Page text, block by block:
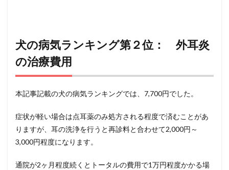
犬の病気ランキング第２位： 外耳炎
の治療費用
本記事記載の犬の病気ランキングでは、7,700円でした。
症状が軽い場合は点耳薬のみ処方される程度で済むことがあ
りますが、耳の洗浄を行うと再診料と合わせて2,000円～
3,000円程度になります。
通院が2ヶ月程度続くとトータルの費用で1万円程度かかる場